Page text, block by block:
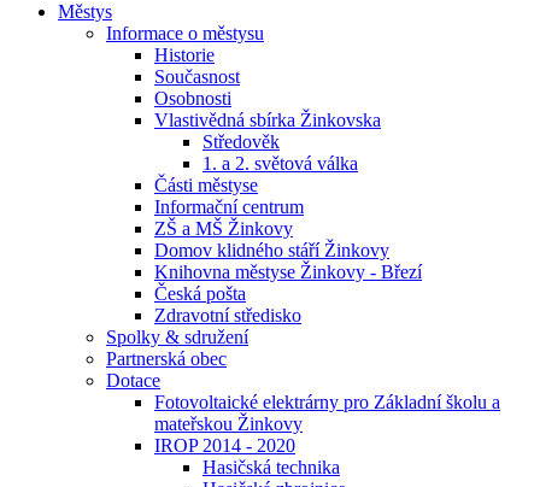
Městys
Informace o městysu
Historie
Současnost
Osobnosti
Vlastivědná sbírka Žinkovska
Středověk
1. a 2. světová válka
Části městyse
Informační centrum
ZŠ a MŠ Žinkovy
Domov klidného stáří Žinkovy
Knihovna městyse Žinkovy - Březí
Česká pošta
Zdravotní středisko
Spolky & sdružení
Partnerská obec
Dotace
Fotovoltaické elektrárny pro Základní školu a
mateřskou Žinkovy
IROP 2014 - 2020
Hasičská technika